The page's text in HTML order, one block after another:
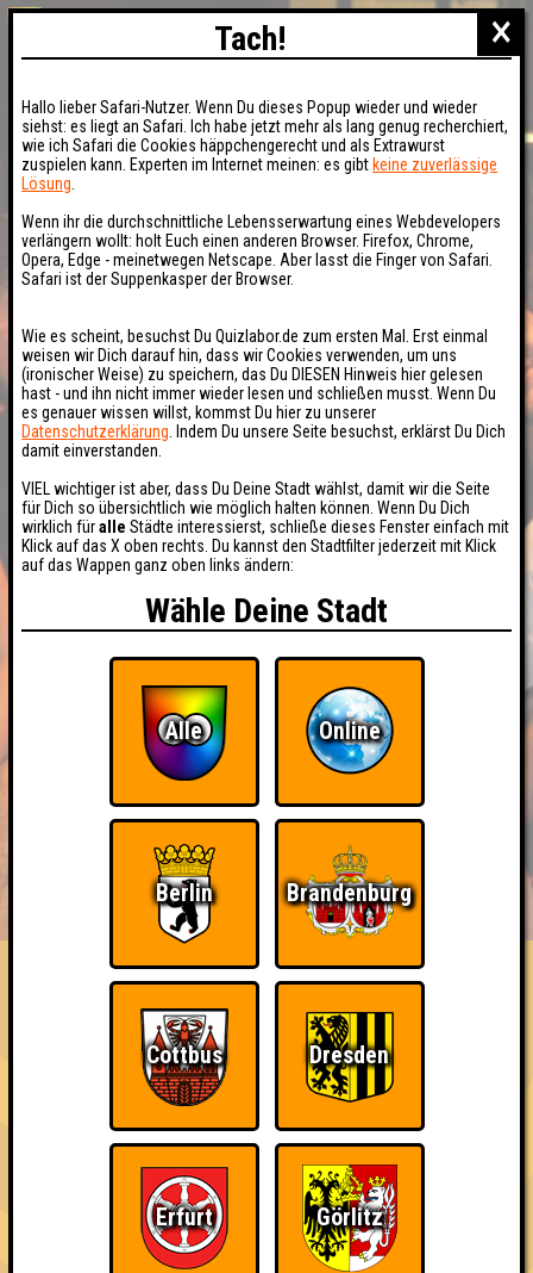
HIGHSCORE RESERVIERUNG
FAQ ÜBER UNS
QUIZLABOR Görlitz #34
Freches Görlitz! · 20.06.2026 · Rabryka
Angemeldete Teams
×
Tach!
Hallo lieber Safari-Nutzer. Wenn Du dieses Popup wieder und wieder
siehst: es liegt an Safari. Ich habe jetzt mehr als lang genug recherchiert,
wie ich Safari die Cookies häppchengerecht und als Extrawurst
zuspielen kann. Experten im Internet meinen: es gibt keine zuverlässige
Lösung
Wenn ihr die durchschnittliche Lebensserwartung eines Webdevelopers
verlängern wollt: holt Euch einen anderen Browser. Firefox, Chrome,
Opera, Edge - meinetwegen Netscape. Aber lasst die Finger von Safari.
Safari ist der Suppenkasper der Browser.
Wie es scheint, besuchst Du Quizlabor.de zum ersten Mal. Erst einmal
weisen wir Dich darauf hin, dass wir Cookies verwenden, um uns
(ironischer Weise) zu speichern, das Du DIESEN Hinweis hier gelesen
hast - und ihn nicht immer wieder lesen und schließen musst. Wenn Du
es genauer wissen willst, kommst Du hier zu unserer
Datenschutzerklärung . Indem Du unsere Seite besuchst, erklärst Du Dich
damit einverstanden.
VIEL wichtiger ist aber, dass Du Deine Stadt wählst, damit wir die Seite
für Dich so übersichtlich wie möglich halten können. Wenn Du Dich
wirklich füralle Städte interessierst, schließe dieses Fenster einfach mit
Klick auf das X oben rechts. Du kannst den Stadtfilter jederzeit mit Klick
auf das Wappen ganz oben links ändern:
Wähle Deine Stadt
Alle Online
Berlin Brandenburg
Cottbus Dresden
Erfurt Görlitz